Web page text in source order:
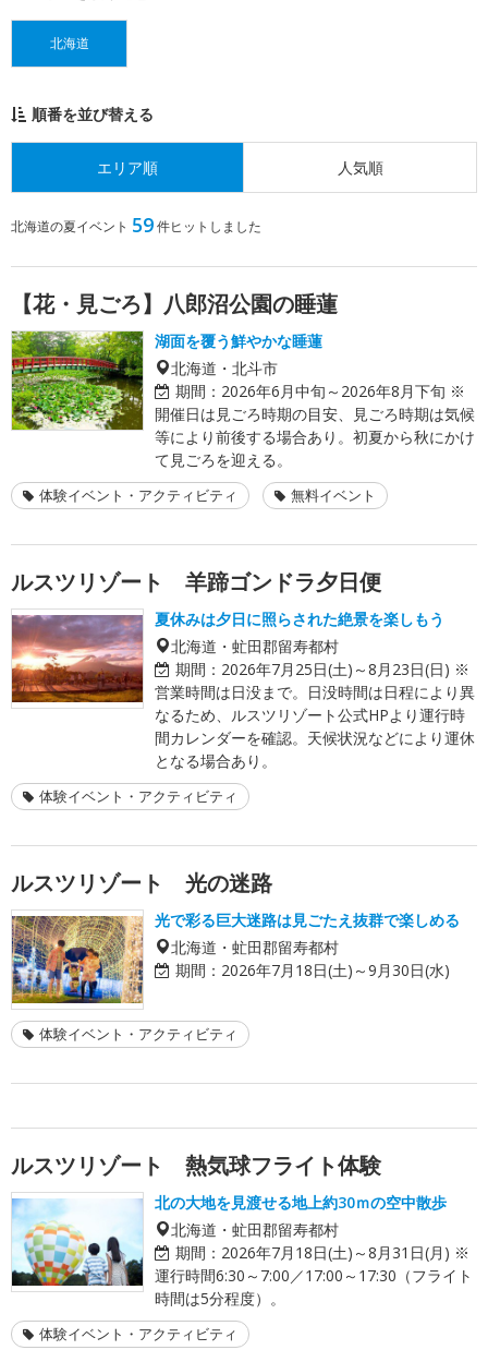
北海道
順番を並び替える
エリア順 人気順
北海道の夏イベント 59件ヒットしました
【花・見ごろ】八郎沼公園の睡蓮
湖面を覆う鮮やかな睡蓮
北海道・北斗市
期間： 2026年6月中旬～2026年8月下旬 ※
開催日は見ごろ時期の目安、見ごろ時期は気候
等により前後する場合あり。初夏から秋にかけ
て見ごろを迎える。
体験イベント・アクティビティ 無料イベント
ルスツリゾート 羊蹄ゴンドラ夕日便
夏休みは夕日に照らされた絶景を楽しもう
北海道・虻田郡留寿都村
期間： 2026年7月25日(土)～8月23日(日) ※
営業時間は日没まで。日没時間は日程により異
なるため、ルスツリゾート公式HPより運行時
間カレンダーを確認。天候状況などにより運休
となる場合あり。
体験イベント・アクティビティ
ルスツリゾート 光の迷路
光で彩る巨大迷路は見ごたえ抜群で楽しめる
北海道・虻田郡留寿都村
期間： 2026年7月18日(土)～9月30日(水)
体験イベント・アクティビティ
ルスツリゾート 熱気球フライト体験
北の大地を見渡せる地上約30ｍの空中散歩
北海道・虻田郡留寿都村
期間： 2026年7月18日(土)～8月31日(月) ※
運行時間6:30～7:00／17:00～17:30（フライト
時間は5分程度）。
体験イベント・アクティビティ